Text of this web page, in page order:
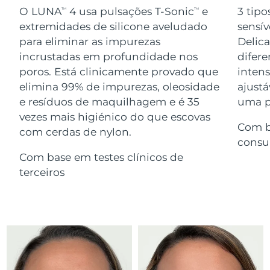
O LUNATM 4 usa pulsações T-SonicTM
e
extremidades de silicone aveludado
para eliminar as impurezas
incrustadas em profundidade nos
poros. Está clinicamente provado que
elimina 99% de impurezas, oleosidade
e resíduos de maquilhagem e é 35
vezes mais higiénico do que escovas
com cerdas de nylon.
Com base em testes clínicos de
terceiros
3
uma
Com
Advanced pore care essentials
For healthy hair
issa™ Teeth Whitening Gel
18% PAP
Cosméticos Homens
Comprar todos
FOREO APP
Israel Entrega prevista12/08/2026
Itália Entrega prevista 08/08/2026
Japão Entrega prevista11/08/2026
Jersey
10/08/2026
Kuwait
Líbano Entrega prevista09/08/2026
Lituânia Entrega prevista 08/08/2026